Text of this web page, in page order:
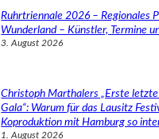
Ruhrtriennale 2026 – Regionales
Wunderland – Künstler, Termine
3. August 2026
Christoph Marthalers „Erste
Gala“: Warum für das Lausitz
Koproduktion mit Hamburg so
1. August 2026